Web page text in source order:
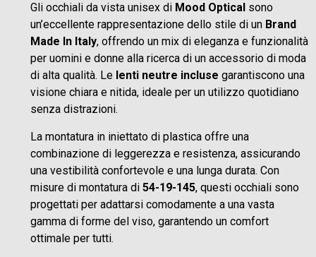
Gli occhiali da vista unisex di Mood Optical sono
un’eccellente rappresentazione dello stile di un Brand
Made In Italy, offrendo un mix di eleganza e funzionalità
per uomini e donne alla ricerca di un accessorio di moda
di alta qualità. Le lenti neutre incluse garantiscono una
visione chiara e nitida, ideale per un utilizzo quotidiano
senza distrazioni.
La montatura in iniettato di plastica offre una
combinazione di leggerezza e resistenza, assicurando
una vestibilità confortevole e una lunga durata. Con
misure di montatura di 54-19-145, questi occhiali sono
progettati per adattarsi comodamente a una vasta
gamma di forme del viso, garantendo un comfort
ottimale per tutti.